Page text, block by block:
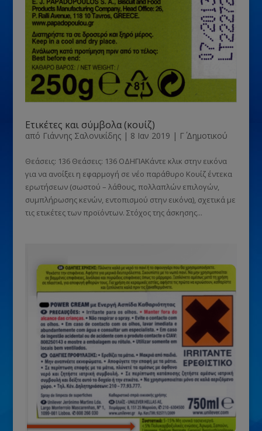
Ετικέτες και σύμβολα (κουίζ)
από Γιάννης Σαλονικίδης| 8 Ιαν 2019 | Γ΄ Δημοτικού
Θεάσεις: 136 Θεάσεις: 136 ΟΔΗΓΙΑΚάντε κλικ στην εικόνα
για να ανοίξει η εφαρμογή σε νέο παράθυρο Κουίζ έντεκα
ερωτήσεων (σωστού – λάθους, πολλαπλών επιλογών,
συμπλήρωσης κενών, εντοπισμού στην εικόνα), σχετικά με
τις ετικέτες των προϊόντων. Στόχος της άσκησης...